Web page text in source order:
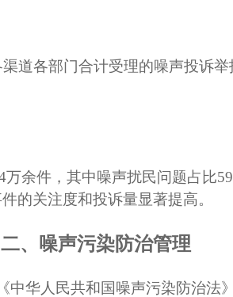
道各部门合计受理的噪声投诉举
万余件，其中噪声扰民问题占 比
的关注度和投诉量显著提高。
二、 噪声污染防治管理
中华人民共和国噪声污染防治法